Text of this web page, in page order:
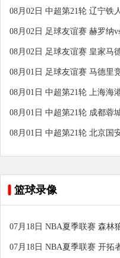
08月02日 中超第21轮 辽宁铁
08月02日 足球友谊赛 赫罗纳
08月02日 足球友谊赛 皇家马
08月01日 足球友谊赛 马德里
08月01日 中超第21轮 上海海
08月01日 中超第21轮 成都蓉
08月01日 中超第21轮 北京国
篮球录像
07月18日 NBA夏季联赛 森林
07月18日 NBA夏季联赛 开拓